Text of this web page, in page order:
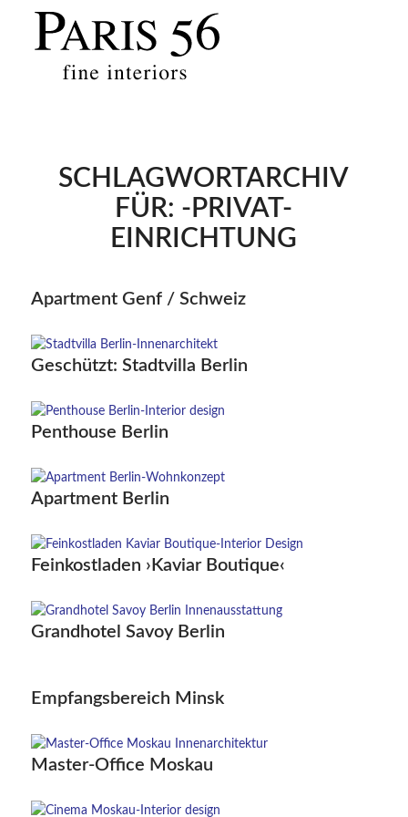
SCHLAGWORTARCHIV
FÜR: -PRIVAT-
EINRICHTUNG
Apartment Genf / Schweiz
Geschützt: Stadtvilla Berlin
Penthouse Berlin
Apartment Berlin
Feinkostladen ›Kaviar Boutique‹
Grandhotel Savoy Berlin
Empfangsbereich Minsk
Master-Office Moskau